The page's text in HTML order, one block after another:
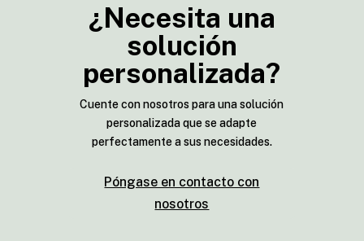
¿Necesita una
solución
personalizada?
Cuente con nosotros para una solución
personalizada que se adapte
perfectamente a sus necesidades.
Póngase en contacto con
nosotros